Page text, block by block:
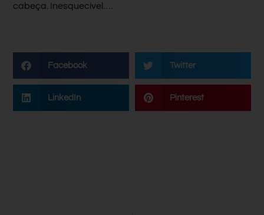
cabeça. Inesquecível….
Facebook Twitter
LinkedIn Pinterest